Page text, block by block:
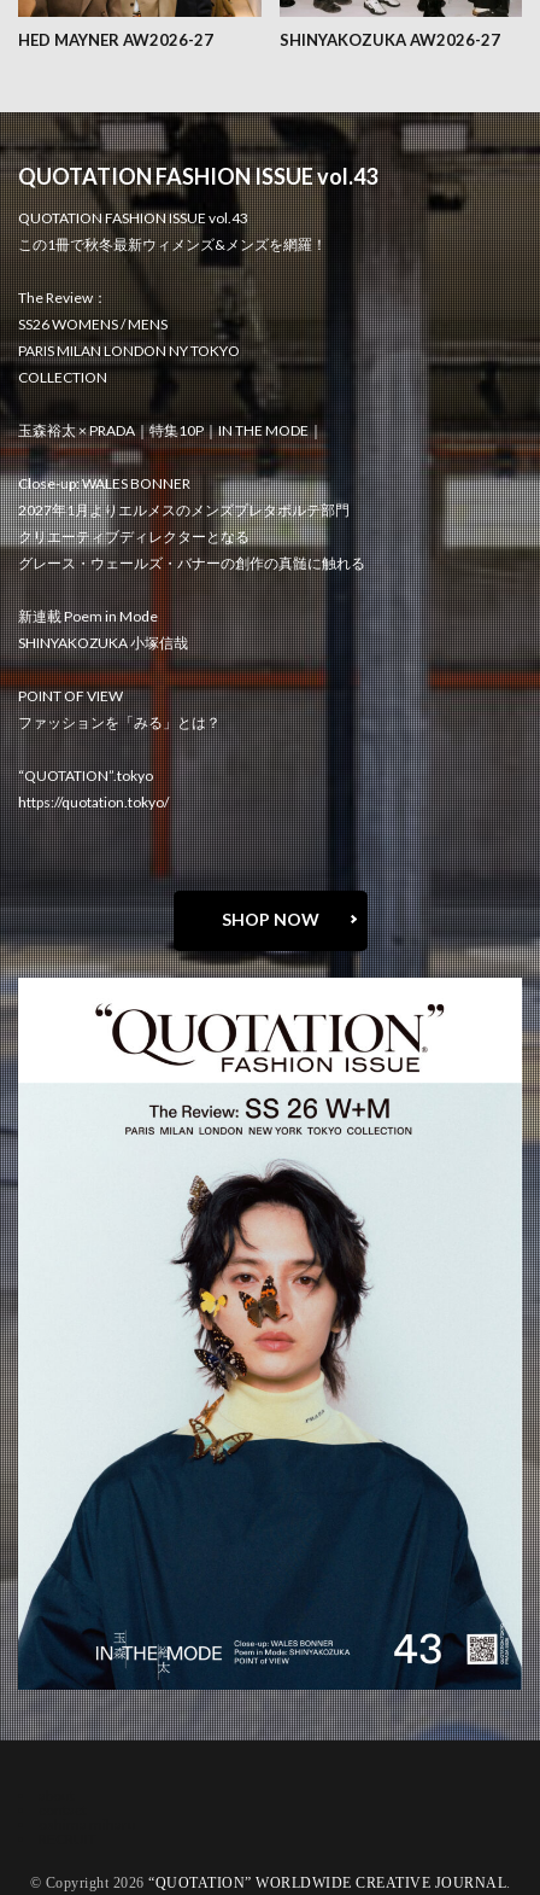
HED MAYNER AW2026-27 SHINYAKOZUKA AW2026-27
QUOTATION FASHION ISSUE vol.43
QUOTATION FASHION ISSUE vol.43
この1冊で秋冬最新ウィメンズ&メンズを網羅！
The Review：
SS26 WOMENS / MENS
PARIS MILAN LONDON NY TOKYO
COLLECTION
玉森裕太 × PRADA｜特集10P｜IN THE MODE｜
Close-up: WALES BONNER
2027年1月よりエルメスのメンズプレタポルテ部門
クリエーティブディレクターとなる
グレース・ウェールズ・バナーの創作の真髄に触れる
新連載 Poem in Mode
SHINYAKOZUKA 小塚信哉
POINT OF VIEW
ファッションを「みる」とは？
“QUOTATION”.tokyo
https://quotation.tokyo/
SHOP NOW
© Copyright 2026 “QUOTATION” WORLDWIDE CREATIVE JOURNAL.